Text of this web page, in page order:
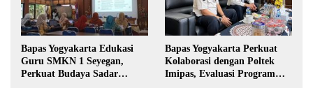
Bapas Yogyakarta Edukasi
Guru SMKN 1 Seyegan,
Perkuat Budaya Sadar
Bapas Yogyakarta Perkuat
Kolaborasi dengan Poltek
Imipas, Evaluasi Program